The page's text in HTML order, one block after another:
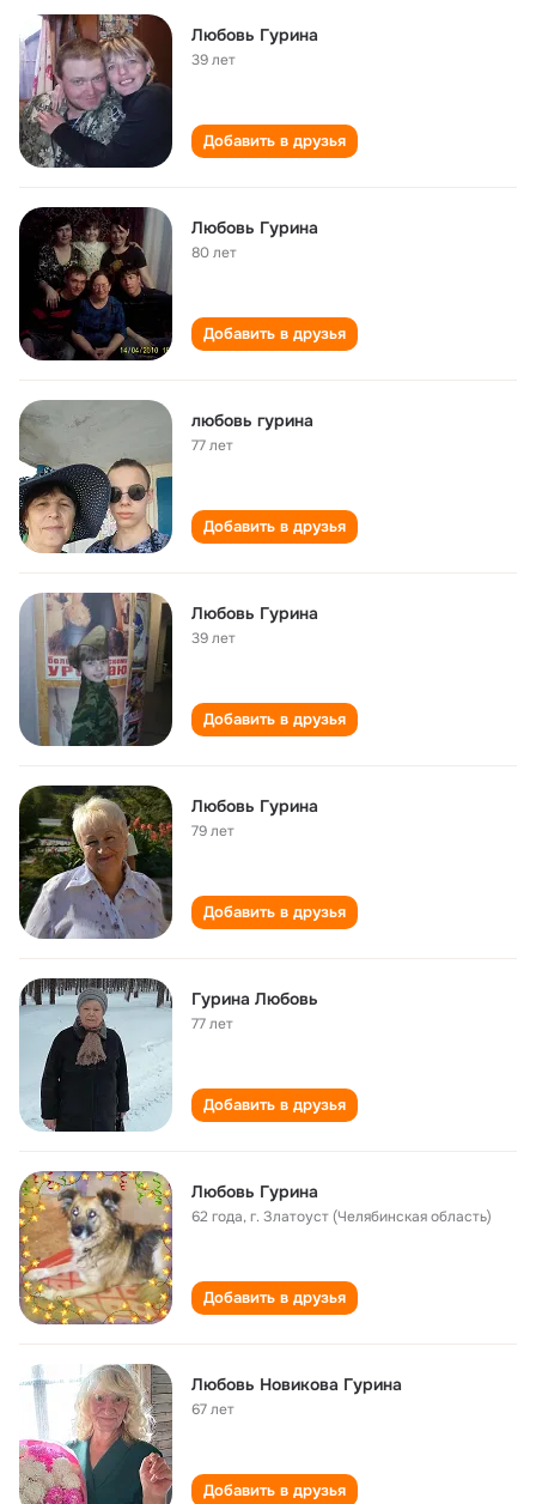
Любовь Гурина
39 лет
Добавить в друзья
Любовь Гурина
80 лет
Добавить в друзья
любовь гурина
77 лет
Добавить в друзья
Любовь Гурина
39 лет
Добавить в друзья
Любовь Гурина
79 лет
Добавить в друзья
Гурина Любовь
77 лет
Добавить в друзья
Любовь Гурина
62 года,г. Златоуст (Челябинская область)
Добавить в друзья
Любовь Новикова Гурина
67 лет
Добавить в друзья